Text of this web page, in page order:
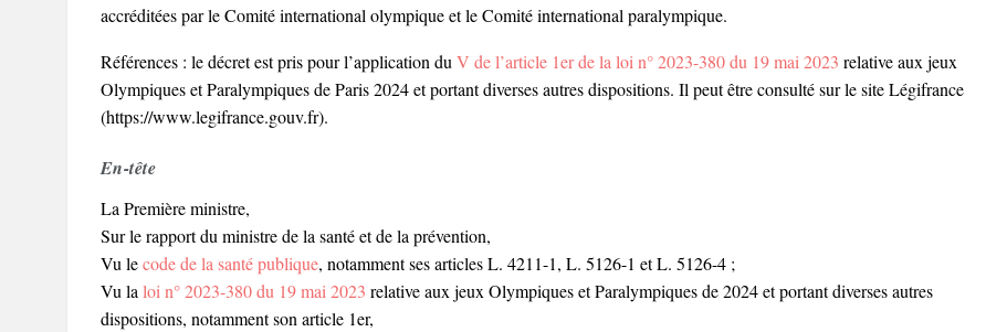
accréditées par le Comité international olympique et le Comité international paralympique.
Références : le décret est pris pour l’application du V de l’article 1er de la loi n° 2023-380 du 19 mai 2023 relative aux jeux
Olympiques et Paralympiques de Paris 2024 et portant diverses autres dispositions. Il peut être consulté sur le site Légifrance
(https://www.legifrance.gouv.fr).
En-tête
La Première ministre,
Sur le rapport du ministre de la santé et de la prévention,
Vu lecode de la santé publique, notamment ses articles L. 4211-1, L. 5126-1 et L. 5126-4 ;
Vu la loi n° 2023-380 du 19 mai 2023 relative aux jeux Olympiques et Paralympiques de 2024 et portant diverses autres
dispositions, notamment son article 1er,